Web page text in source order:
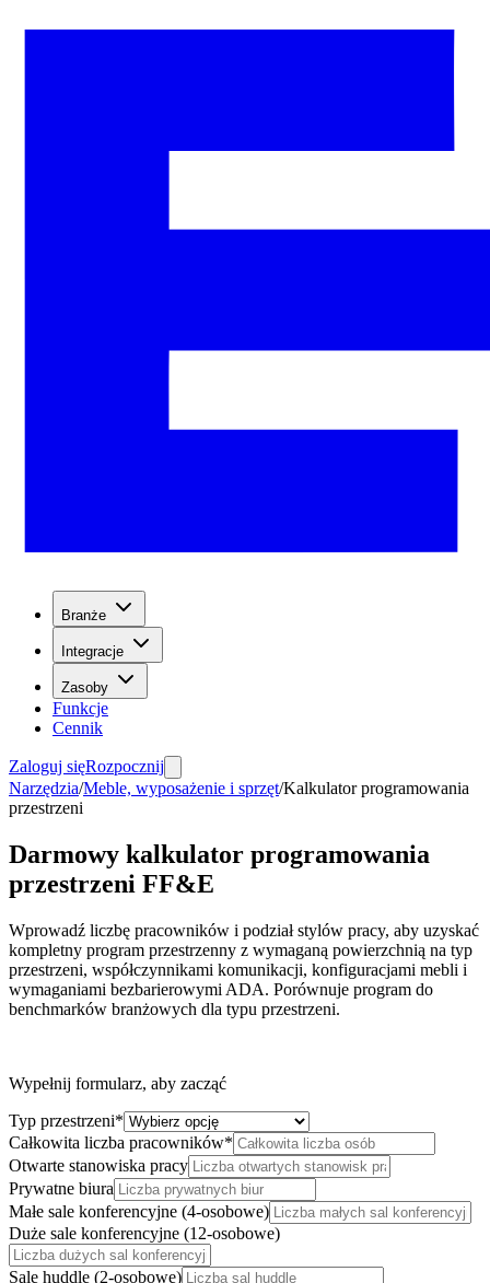
Branże
Integracje
Zasoby
Funkcje
Cennik
Zaloguj sięRozpocznij
Narzędzia/Meble, wyposażenie i sprzęt/Kalkulator programowania
przestrzeni
Darmowy kalkulator programowania
przestrzeni FF&E
Wprowadź liczbę pracowników i podział stylów pracy, aby uzyskać
kompletny program przestrzenny z wymaganą powierzchnią na typ
przestrzeni, współczynnikami komunikacji, konfiguracjami mebli i
wymaganiami bezbarierowymi ADA. Porównuje program do
benchmarków branżowych dla typu przestrzeni.
Wypełnij formularz, aby zacząć
Typ przestrzeni*
Całkowita liczba pracowników*
Otwarte stanowiska pracy
Prywatne biura
Małe sale konferencyjne (4-osobowe)
Duże sale konferencyjne (12-osobowe)
Sale huddle (2-osobowe)